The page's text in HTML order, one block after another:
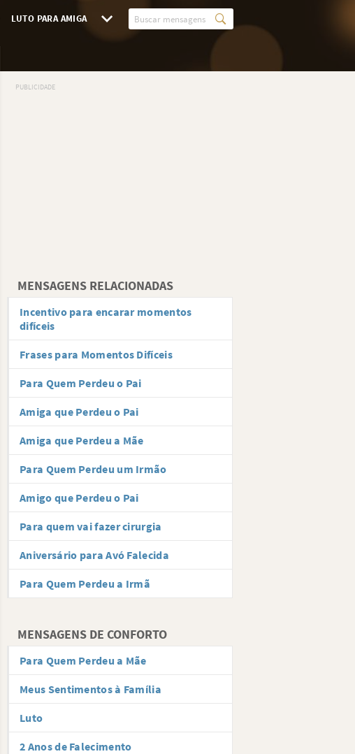
LUTO PARA AMIGA
MENSAGENS RELACIONADAS
Incentivo para encarar momentos
difíceis
Frases para Momentos Difíceis
Para Quem Perdeu o Pai
Amiga que Perdeu o Pai
Amiga que Perdeu a Mãe
Para Quem Perdeu um Irmão
Amigo que Perdeu o Pai
Para quem vai fazer cirurgia
Aniversário para Avó Falecida
Para Quem Perdeu a Irmã
MENSAGENS DE CONFORTO
Para Quem Perdeu a Mãe
Meus Sentimentos à Família
Luto
2 Anos de Falecimento